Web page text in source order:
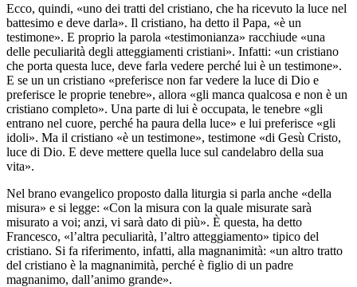
Ecco, quindi, «uno dei tratti del cristiano, che ha ricevuto la luce nel
battesimo e deve darla». Il cristiano, ha detto il Papa, «è un
testimone». E proprio la parola «testimonianza» racchiude «una
delle peculiarità degli atteggiamenti cristiani». Infatti: «un cristiano
che porta questa luce, deve farla vedere perché lui è un testimone».
E se un un cristiano «preferisce non far vedere la luce di Dio e
preferisce le proprie tenebre», allora «gli manca qualcosa e non è un
cristiano completo». Una parte di lui è occupata, le tenebre «gli
entrano nel cuore, perché ha paura della luce» e lui preferisce «gli
idoli». Ma il cristiano «è un testimone», testimone «di Gesù Cristo,
luce di Dio. E deve mettere quella luce sul candelabro della sua
vita».
Nel brano evangelico proposto dalla liturgia si parla anche «della
misura» e si legge: «Con la misura con la quale misurate sarà
misurato a voi; anzi, vi sarà dato di più». È questa, ha detto
Francesco, «l’altra peculiarità, l’altro atteggiamento» tipico del
cristiano. Si fa riferimento, infatti, alla magnanimità: «un altro tratto
del cristiano è la magnanimità, perché è figlio di un padre
magnanimo, dall’animo grande».